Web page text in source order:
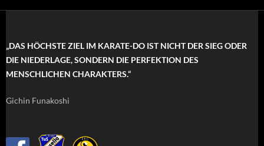
„DAS HÖCHSTE ZIEL IM KARATE-DO IST NICHT DER SIEG ODER
DIE NIEDERLAGE, SONDERN DIE PERFEKTION DES
MENSCHLICHEN CHARAKTERS.“
Gichin Funakoshi